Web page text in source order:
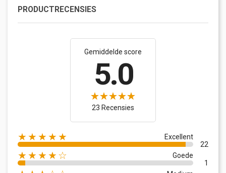
PRODUCTRECENSIES
Gemiddelde score
5.0
23 Recensies
★★★★★
Excellent
22
★★★★☆
Goede
1